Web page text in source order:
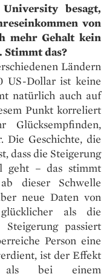
besagt,
von
mehr Gehalt kein
Stimmt das?
Ländern
US-Dollar ist keine
natürlich auch auf
Punkt korreliert
Geschichte, die
dass die Steigerung
geht – das stimmt
dieser Schwelle
neue Daten von
als die
Steigerung passiert
Person eine
ist der Effekt
als bei einem